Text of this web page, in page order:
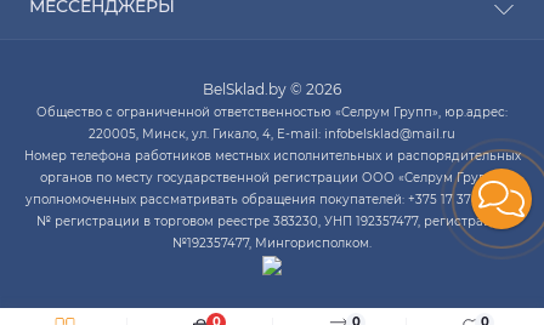
Котлы отопления
до 14:00
ПН-ЧТ с 9:00 до 20:00
ПТ с 9:00 до 19:00
СБ с 10:00 до 14:00
МЕССЕНДЖЕРЫ
WhatsApp
Skype
BelSklad.by © 2026
Общество с ограниченной ответственностью «Селрум Групп», юр.адрес:
220005, Минск, ул. Гикало, 4, E-mail: infobelsklad@mail.ru
Номер телефона работников местных исполнительных и распорядительных
органов по месту государственной регистрации ООО «Селрум Групп»,
уполномоченных рассматривать обращения покупателей: +375 17 378-34-12.
№ регистрации в торговом реестре 383230, УНП 192357477, регистрация
№192357477, Мингорисполком.